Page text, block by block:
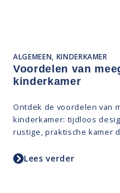
ALGEMEEN, KINDERKAMER
Voordelen van
kinderkamer
Ontdek de voordelen van
kinderkamer: tijdloos
rustige, praktische kamer
Lees verder